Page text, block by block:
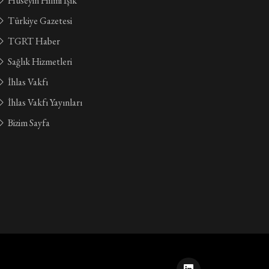
Türkiye Gazetesi
TGRT Haber
Sağlık Hizmetleri
İhlas Vakfı
İhlas Vakfı Yayınları
Bizim Sayfa